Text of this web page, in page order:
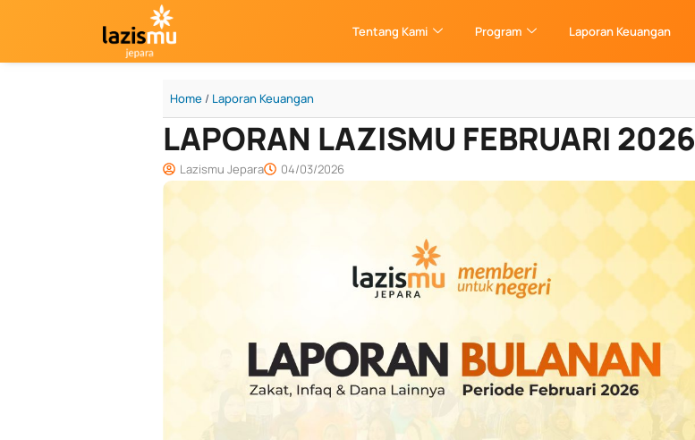
Tentang Kami Program Laporan Keuangan
Home / Laporan Keuangan
LAPORAN LAZISMU FEBRUARI 2026
Lazismu Jepara 04/03/2026